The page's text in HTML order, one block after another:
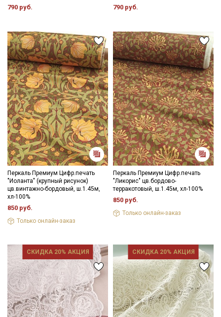
790 руб. 790 руб.
Перкаль Премиум Цифр.печать
"Иоланта" (крупный рисунок)
цв.винтажно-бордовый, ш.1.45м,
хл-100%
850 руб.
Только онлайн-заказ
Перкаль Премиум Цифр.печать
"Ликорис" цв.бордово-
терракотовый, ш.1.45м, хл-100%
850 руб.
Только онлайн-заказ
СКИДКА 20% АКЦИЯ СКИДКА 20% АКЦИЯ
Секретная рассылка от Купава
Мы публикуем здесь дополнительные
промокоды и скидки до 30% на узкие
категории тканей
Электронная почта